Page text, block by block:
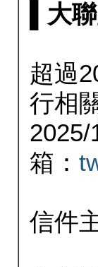
▌大
超過
行相
2025/
箱：
信件